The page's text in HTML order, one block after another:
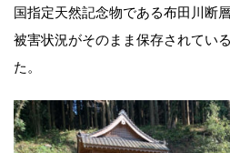
国指定天然記念物である布田川断
被害状況がそのまま保存されてい
た。